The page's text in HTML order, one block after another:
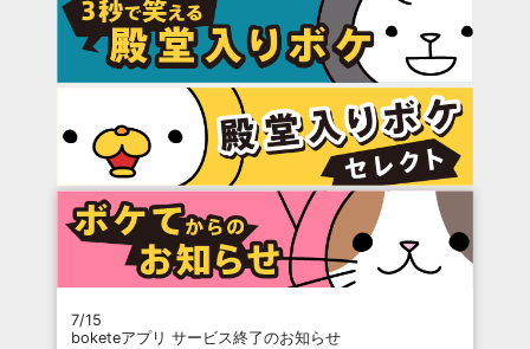
7/15
boketeアプリ サービス終了のお知らせ